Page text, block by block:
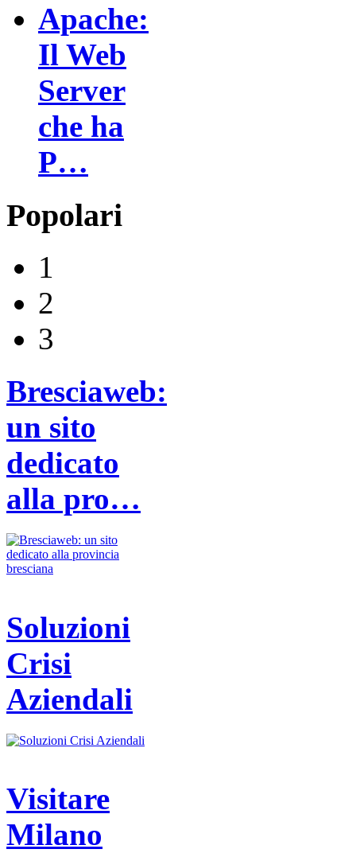
Apache:
Il Web
Server
che ha
P…
Popolari
1
2
3
Bresciaweb:
un sito
dedicato
alla pro…
Soluzioni
Crisi
Aziendali
Visitare
Milano